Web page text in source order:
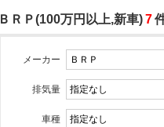
ＢＲＰ(100万円以上,新車)7
メーカー
排気量
車種